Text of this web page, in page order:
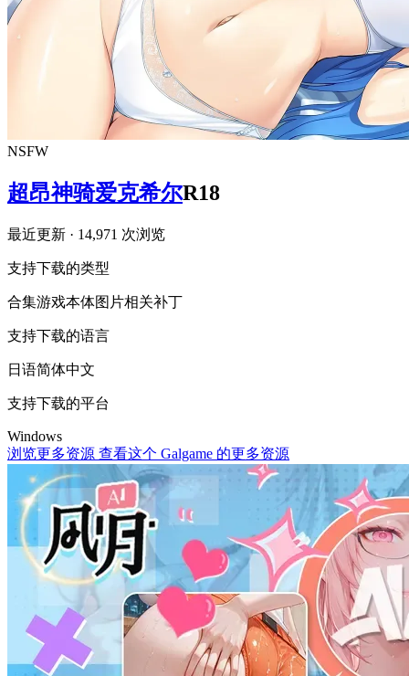
NSFW
超昂神骑爱克希尔R18
最近更新 · 14,971 次浏览
支持下载的类型
合集游戏本体图片相关补丁
支持下载的语言
日语简体中文
支持下载的平台
Windows
浏览更多资源 查看这个 Galgame 的更多资源